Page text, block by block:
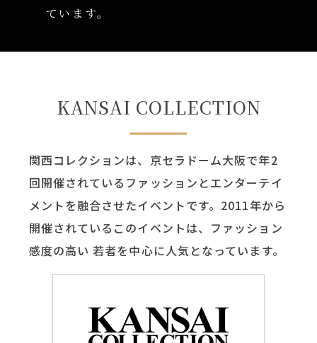
ています。
KANSAI COLLECTION
関西コレクションは、京セラドーム大阪で年2
回開催されているファッションとエンターテイ
メントを融合させたイベントです。2011年から
開催されているこのイベントは、ファッション
感度の高い 若者を中心に人気となっています。